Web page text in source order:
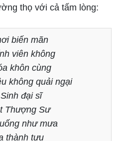
thọ với cả tấm lòng:
biến mãn
viên không
khôn cùng
không quải ngại
đại sĩ
Thượng Sư
như mưa
thành tựu